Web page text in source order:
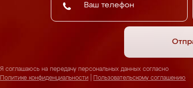
Я соглашаюсь на передачу персональных данных согласно
Политике конфиденциальности
Пользовательскому соглашению